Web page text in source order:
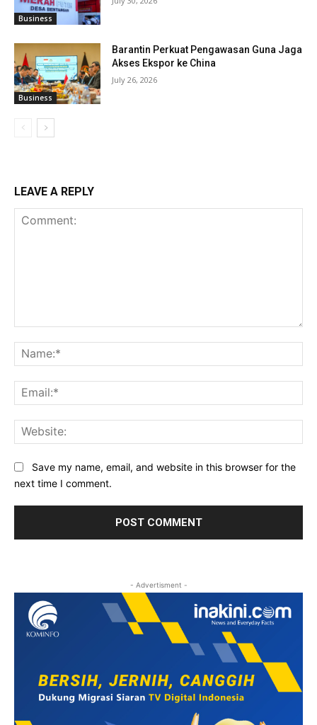
Business
Business
Barantin Perkuat Pengawasan Guna Jaga
Akses Ekspor ke China
July 26, 2026
LEAVE A REPLY
Save my name, email, and website in this browser for the
next time I comment.
- Advertisment -